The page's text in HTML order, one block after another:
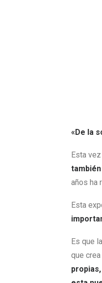
«De la
Esta
años ha
Esta
Es que
que